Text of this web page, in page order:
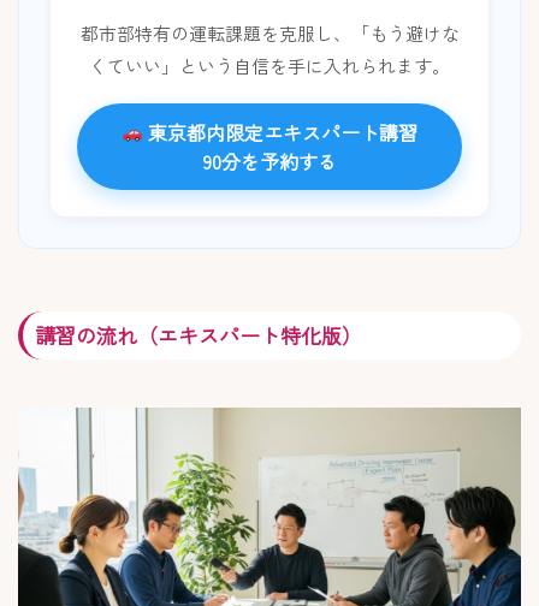
都市部特有の運転課題を克服し、「もう避けな
くていい」という自信を手に入れられます。
東京都内限定エキスパート講習
90分を予約する
講習の流れ（エキスパート特化版）